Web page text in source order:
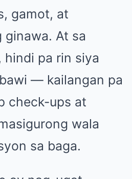
gamot, at
At sa
hindi pa rin siya
— kailangan pa
check-ups at
wala
sa baga.